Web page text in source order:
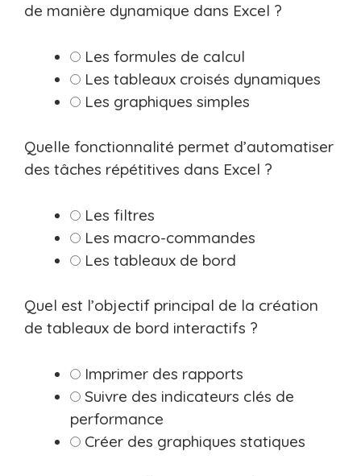
de manière dynamique dans Excel ?
Les formules de calcul
Les tableaux croisés dynamiques
Les graphiques simples
Quelle fonctionnalité permet d’automatiser
des tâches répétitives dans Excel ?
Les filtres
Les macro-commandes
Les tableaux de bord
Quel est l’objectif principal de la création
de tableaux de bord interactifs ?
Imprimer des rapports
Suivre des indicateurs clés de
performance
Créer des graphiques statiques